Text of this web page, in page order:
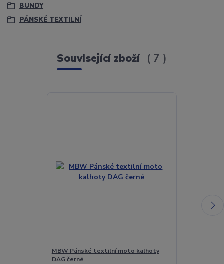
BUNDY
PÁNSKÉ TEXTILNÍ
Související zboží 7
MBW Pánské textilní moto kalhoty
DAG černé